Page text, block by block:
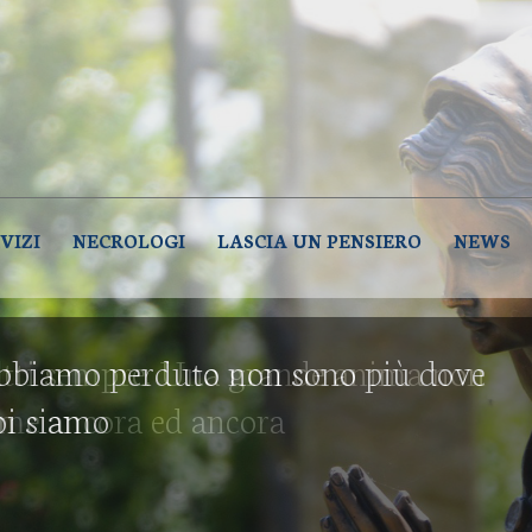
FUNEBRI DE PALMA –
Palma – Lucera (Foggia)
NECROLOGI LASCIA UN PENSIERO NEWS
sempre. Una grande anima non
ancora ed ancora